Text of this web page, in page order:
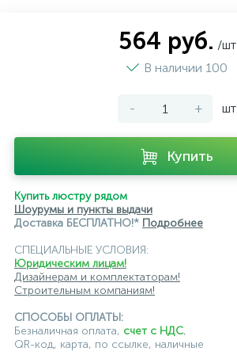
564 руб. /шт
В наличии 100
- + шт
Купить
Купить люстру рядом
Шоурумы и пункты выдачи
Доставка БЕСПЛАТНО!* Подробнее
СПЕЦИАЛЬНЫЕ УСЛОВИЯ:
Юридическим лицам!
Дизайнерам и комплектаторам!
Строительным компаниям!
СПОСОБЫ ОПЛАТЫ:
Безналичная оплата, счет с НДС,
QR-код, карта, по ссылке, наличные